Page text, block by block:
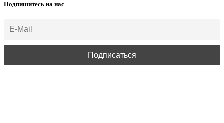
Подпишитесь на нас